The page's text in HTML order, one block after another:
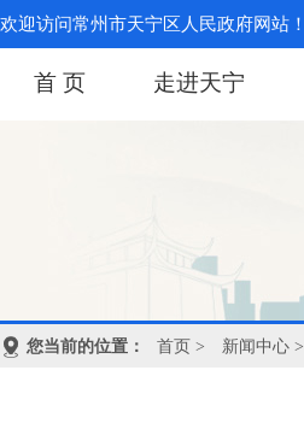
欢迎访问常州市天宁区人民政府网站！
首 页 走进天宁
您当前的位置： 首页 > 新闻中心 >